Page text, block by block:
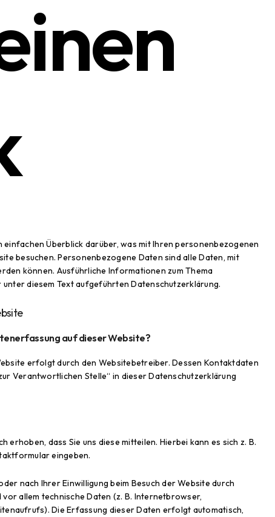
Überblick darüber, was mit Ihren personenbezogenen
besuchen. Personenbezogene Daten sind alle Daten, mit
können. Ausführliche Informationen zum Thema
diesem Text aufgeführten Datenschutzerklärung.
auf dieser Website?
erfolgt durch den Websitebetreiber. Dessen Kontaktdaten
Verantwortlichen Stelle“ in dieser Datenschutzerklärung
erhoben, dass Sie uns diese mitteilen. Hierbei kann es sich z. B.
eingeben.
nach Ihrer Einwilligung beim Besuch der Website durch
allem technische Daten (z. B. Internetbrowser,
Die Erfassung dieser Daten erfolgt automatisch,